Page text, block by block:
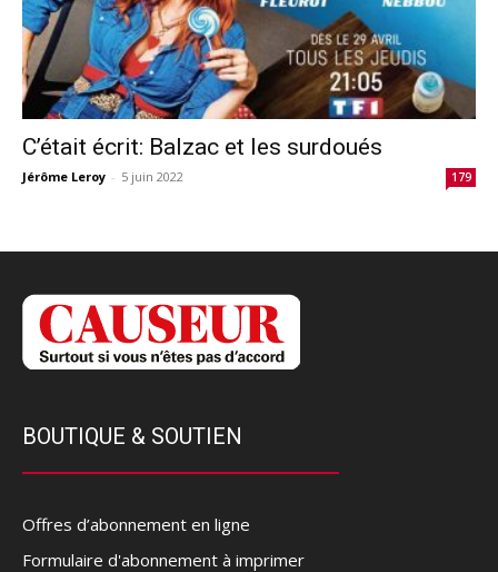
C’était écrit: Balzac et les surdoués
Jérôme Leroy - 5 juin 2022 179
BOUTIQUE & SOUTIEN
Offres d’abonnement en ligne
Formulaire d'abonnement à imprimer